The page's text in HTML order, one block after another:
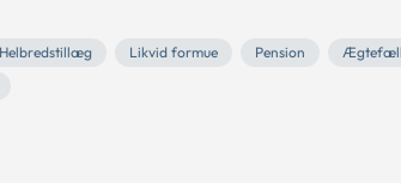
Helbredstillæg Likvid formue Pension